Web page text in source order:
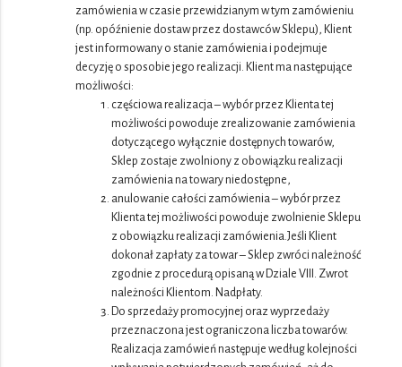
zamówienia w czasie przewidzianym w tym zamówieniu
(np. opóźnienie dostaw przez dostawców Sklepu), Klient
jest informowany o stanie zamówienia i podejmuje
decyzję o sposobie jego realizacji. Klient ma następujące
możliwości:
częściowa realizacja – wybór przez Klienta tej
możliwości powoduje zrealizowanie zamówienia
dotyczącego wyłącznie dostępnych towarów,
Sklep zostaje zwolniony z obowiązku realizacji
zamówienia na towary niedostępne,
anulowanie całości zamówienia – wybór przez
Klienta tej możliwości powoduje zwolnienie Sklepu
z obowiązku realizacji zamówienia.Jeśli Klient
dokonał zapłaty za towar – Sklep zwróci należność
zgodnie z procedurą opisaną w Dziale VIII. Zwrot
należności Klientom. Nadpłaty.
Do sprzedaży promocyjnej oraz wyprzedaży
przeznaczona jest ograniczona liczba towarów.
Realizacja zamówień następuje według kolejności